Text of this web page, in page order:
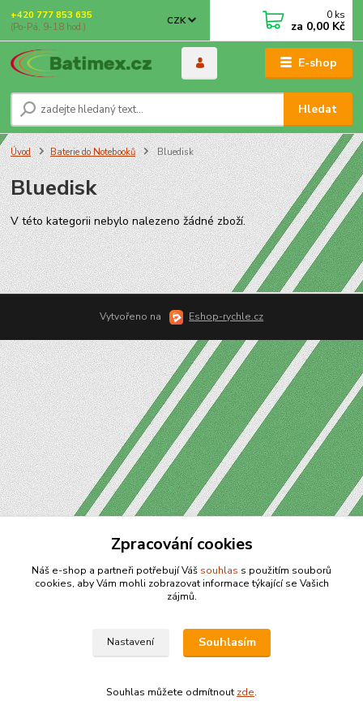
E-shop
CZK
Hledat
+420 777 853 635
(Po-Pá, 9-18 hod.)
0 ks
za 0,00 Kč
Úvod Baterie do Notebooků Bluedisk
Bluedisk
V této kategorii nebylo nalezeno žádné zboží.
Vytvořeno na Eshop-rychle.cz
Zpracování cookies
Náš e-shop a partneři potřebují Váš souhlas s použitím souborů
cookies, aby Vám mohli zobrazovat informace týkající se Vašich
zájmů.
Nastavení Souhlasím
Souhlas můžete odmítnout zde.